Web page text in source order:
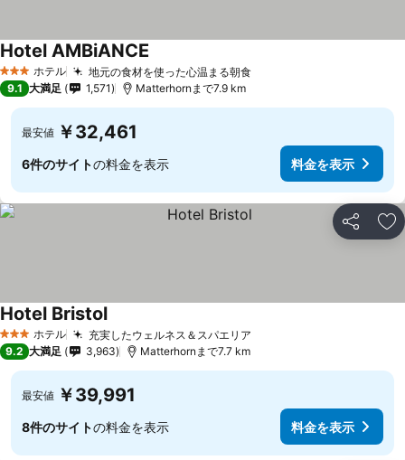
3 ホテルのランク
ホテル 地元の食材を使った心温まる朝食
Hotel AMBiANCE
9.1 大満足 1,571 Matterhornまで7.9 km
最安値 ￥32,461
6件のサイトの料金を表示 料金を表示
シェア お
3 ホテルのランク
ホテル 充実したウェルネス＆スパエリア
Hotel Bristol
9.2 大満足 3,963 Matterhornまで7.7 km
最安値 ￥39,991
8件のサイトの料金を表示 料金を表示